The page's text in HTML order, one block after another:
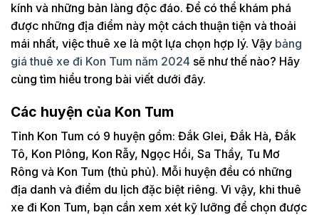
kính và những bản làng độc đáo. Để có thể khám phá
được những địa điểm này một cách thuận tiện và thoải
mái nhất, việc thuê xe là một lựa chọn hợp lý. Vậy bảng
giá thuê xe đi Kon Tum năm 2024 sẽ như thế nào? Hãy
cùng tìm hiểu trong bài viết dưới đây.
Các huyện của Kon Tum
Tỉnh Kon Tum có 9 huyện gồm: Đắk Glei, Đắk Hà, Đắk
Tô, Kon Plông, Kon Rẫy, Ngọc Hồi, Sa Thầy, Tu Mơ
Rông và Kon Tum (thủ phủ). Mỗi huyện đều có những
địa danh và điểm du lịch đặc biệt riêng. Vì vậy, khi thuê
xe đi Kon Tum, bạn cần xem xét kỹ lưỡng để chọn được